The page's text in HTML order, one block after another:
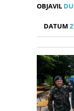
OBJAVIL
DATUM